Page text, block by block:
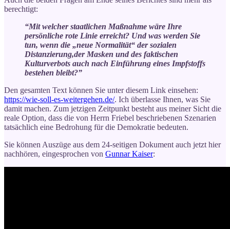
berechtigt:
“Mit welcher staatlichen Maßnahme wäre Ihre
persönliche rote Linie erreicht? Und was werden Sie
tun, wenn die „neue Normalität“ der sozialen
Distanzierung,der Masken und des faktischen
Kulturverbots auch nach Einführung eines Impfstoffs
bestehen bleibt?”
Den gesamten Text können Sie unter diesem Link einsehen:
https://wie-soll-es-weitergehen.de/. Ich überlasse Ihnen, was Sie
damit machen. Zum jetzigen Zeitpunkt besteht aus meiner Sicht die
reale Option, dass die von Herrn Friebel beschriebenen Szenarien
tatsächlich eine Bedrohung für die Demokratie bedeuten.
Sie können Auszüge aus dem 24-seitigen Dokument auch jetzt hier
nachhören, eingesprochen von Gunnar Kaiser: